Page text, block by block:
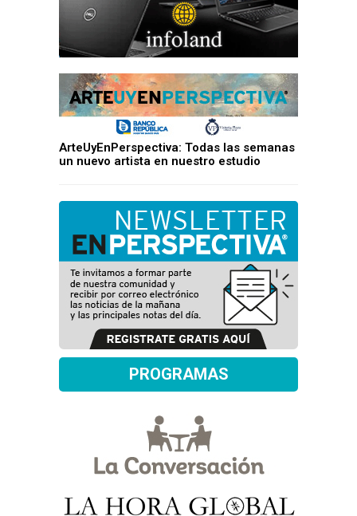
ArteUyEnPerspectiva: Todas las semanas
un nuevo artista en nuestro estudio
PROGRAMAS